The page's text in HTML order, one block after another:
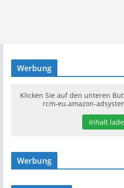
Werbung
Klicken Sie auf den unteren
rcm-eu.amazon-
Inhalt
Werbung